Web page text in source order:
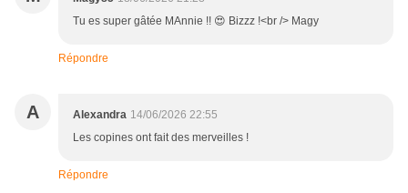
Tu es super gâtée MAnnie !! 😍 Bizzz !<br /> Magy
Répondre
A Alexandra 14/06/2026 22:55
Les copines ont fait des merveilles !
Répondre